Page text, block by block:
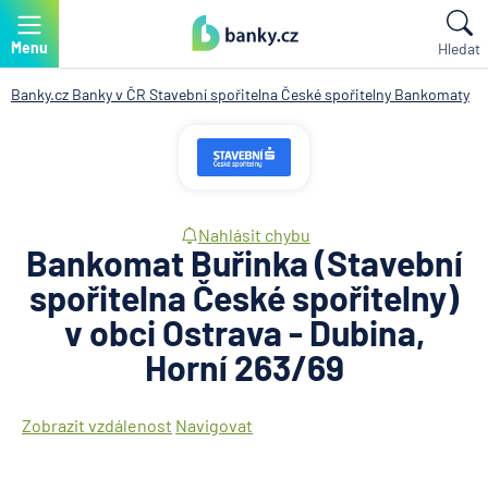
Menu Hledat
Banky.cz Banky v ČR Stavební spořitelna České spořitelny Bankomaty
Nahlásit chybu
Bankomat Buřinka (Stavební
spořitelna České spořitelny)
v obci Ostrava - Dubina,
Horní 263/69
Zobrazit vzdálenost Navigovat